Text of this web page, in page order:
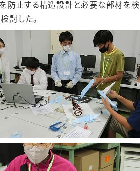
止する構造設計と必要な部材を検
討した。